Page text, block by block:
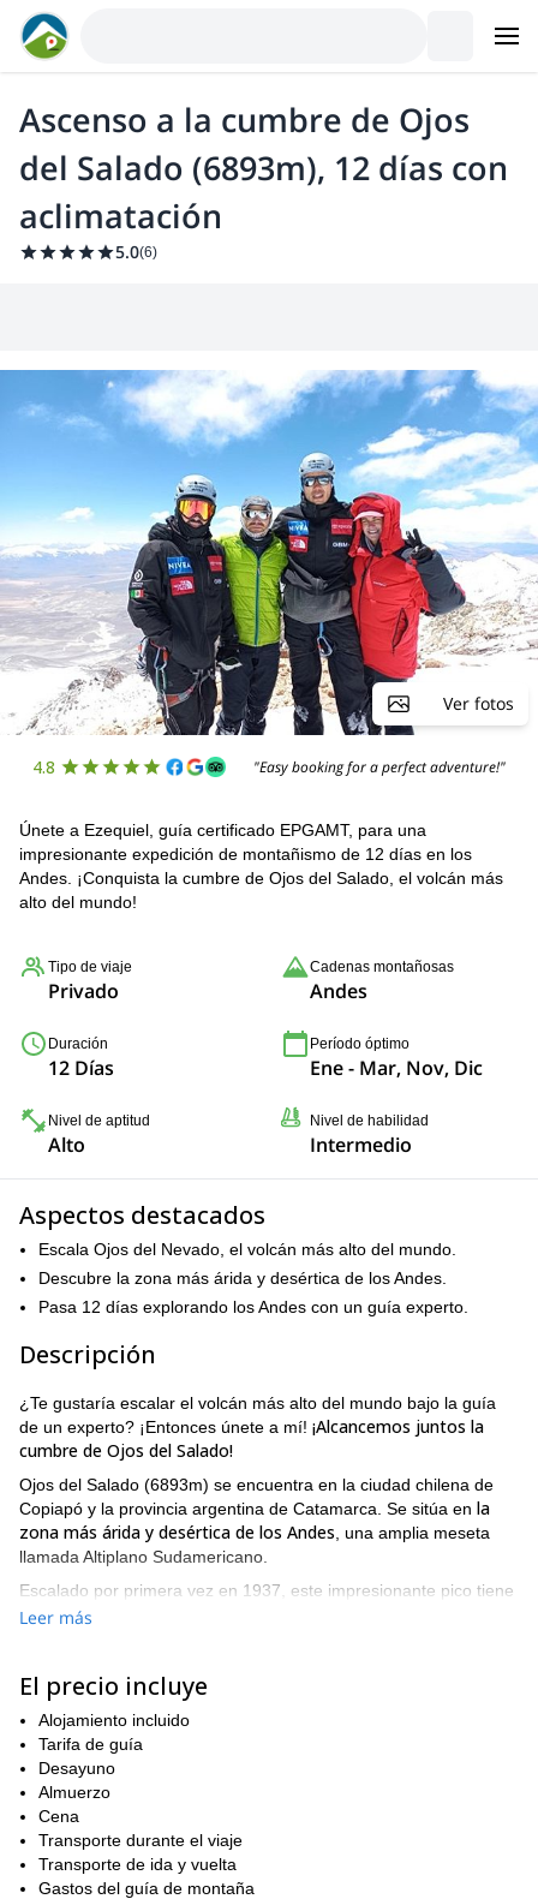
Ascenso a la cumbre de Ojos
del Salado (6893m), 12 días con
aclimatación
5.0(6)
Ver fotos
4.8 "Easy booking for a perfect adventure!"
Únete a Ezequiel, guía certificado EPGAMT, para una
impresionante expedición de montañismo de 12 días en los
Andes. ¡Conquista la cumbre de Ojos del Salado, el volcán más
alto del mundo!
Tipo de viaje
Privado
Cadenas montañosas
Andes
Duración
12 Días
Período óptimo
Ene - Mar, Nov, Dic
Nivel de aptitud
Alto
Nivel de habilidad
Intermedio
Aspectos destacados
Escala Ojos del Nevado, el volcán más alto del mundo.
Descubre la zona más árida y desértica de los Andes.
Pasa 12 días explorando los Andes con un guía experto.
Descripción
¿Te gustaría escalar el volcán más alto del mundo bajo la guía
de un experto? ¡Entonces únete a mí! ¡Alcancemos juntos la
cumbre de Ojos del Salado!
Ojos del Salado (6893m) se encuentra en la ciudad chilena de
Copiapó y la provincia argentina de Catamarca. Se sitúa en la
zona más árida y desértica de los Andes , una amplia meseta
llamada Altiplano Sudamericano.
Escalado por primera vez en 1937, este impresionante pico tiene
varios récords: es
Aconcagua (6962m)!
Para esta expedición de 12 días,
Después de algunos
nos dirigiremos a la cima de Ojos del Salado. Antes del intento de
cumbre,pasaremos la última noche en el Refugio César Tejos,
a una altitud de 5900m.
Ten en cuenta que esta expedición no requiere experiencia
previa en montañismo. Sin embargo,
Leer más
El precio incluye
Alojamiento incluido
Tarifa de guía
Desayuno
Almuerzo
Cena
Transporte durante el viaje
Transporte de ida y vuelta
Gastos del guía de montaña